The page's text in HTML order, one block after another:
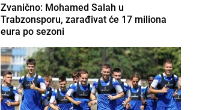
Zvanično: Mohamed Salah u
Trabzonsporu, zarađivat će 17 miliona
eura po sezoni